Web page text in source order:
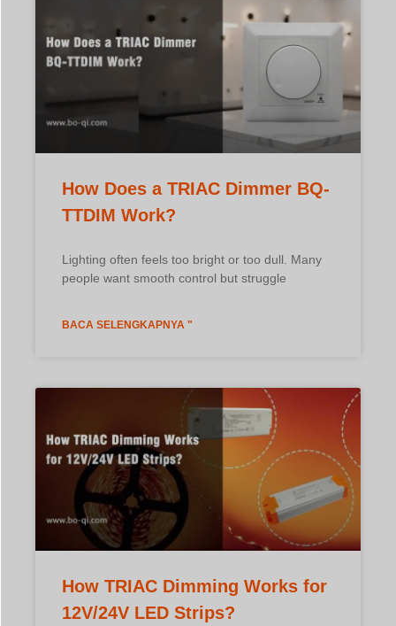
How Does a TRIAC Dimmer BQ-
TTDIM Work?
Lighting often feels too bright or too dull. Many
people want smooth control but struggle
BACA SELENGKAPNYA "
How TRIAC Dimming Works for
12V/24V LED Strips?